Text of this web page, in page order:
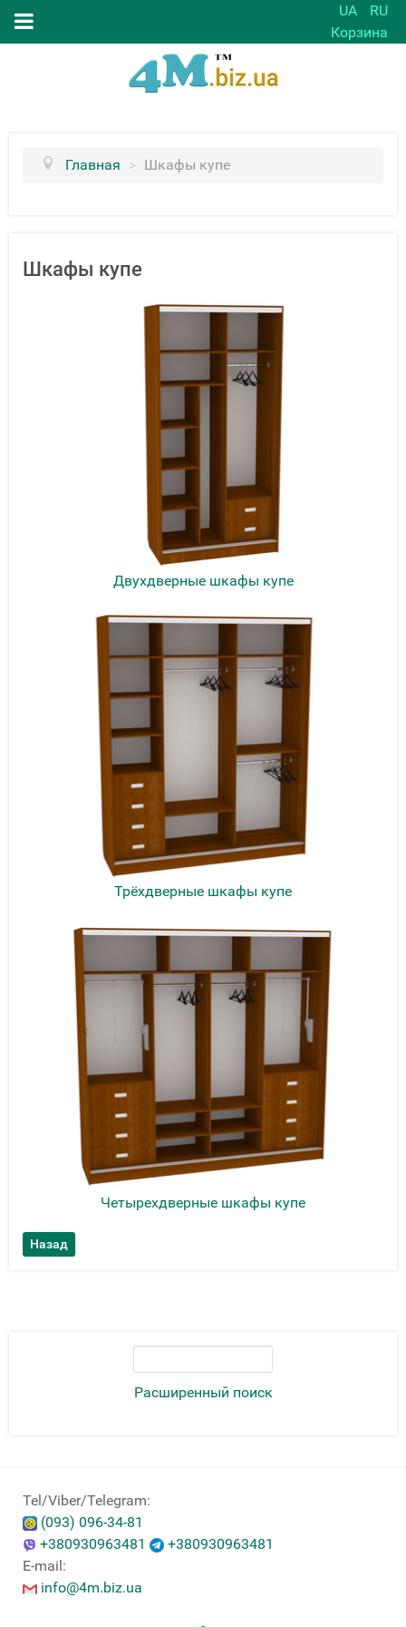
UA
RU
Корзина
Расширенный поиск
Главная > Шкафы купе
Шкафы купе
Двухдверные шкафы купе
Трёхдверные шкафы купе
Четырехдверные шкафы купе
Tel/Viber/Telegram:
(093) 096-34-81
+380930963481
+380930963481
E-mail:
info@4m.biz.ua